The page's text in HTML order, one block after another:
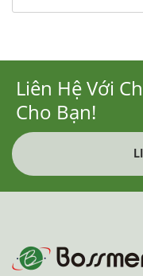
Liên Hệ Với
Cho Bạn!